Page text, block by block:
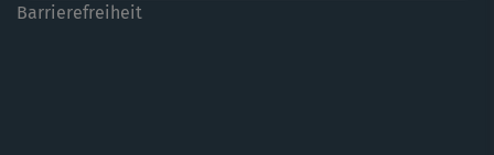
Barrierefreiheit